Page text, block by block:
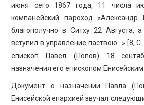
июня сего 1867 года, 11 числа
компанейский пароход
благополучно в Ситху 22 Августа,
вступил в управление паствою…» [8,
епископ Павел (Попов) 18
назначения его епископом
Документ о назначении Павла
Енисейской епархией звучал